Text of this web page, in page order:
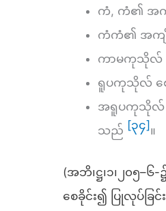
ကံ, ကံ၏ အကျို
ကံကံ၏ အကျိုး
ကာမကုသိုလ် စ
ရူပကုသိုလ် စေ
အရူပကုသိုလ် စေ
သည် [၃၄]။
(အဘိ၊ဋ္ဌ၊၁၊၂၀၅
စေခိုင်း၍ ပြုလုပ်ခ